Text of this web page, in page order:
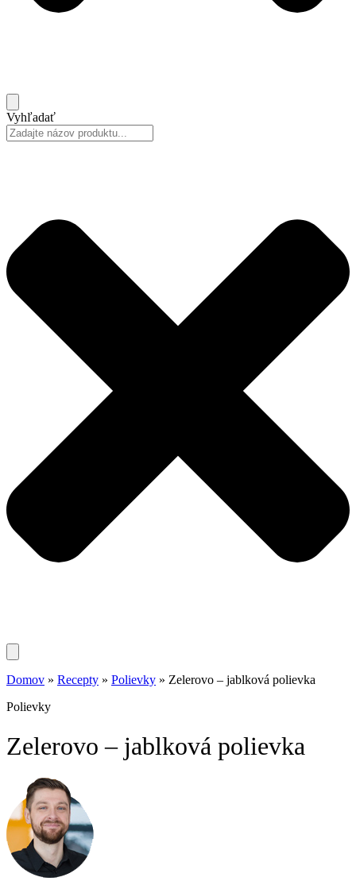
Vyhľadať
Domov » Recepty » Polievky » Zelerovo – jablková polievka
Polievky
Zelerovo – jablková polievka